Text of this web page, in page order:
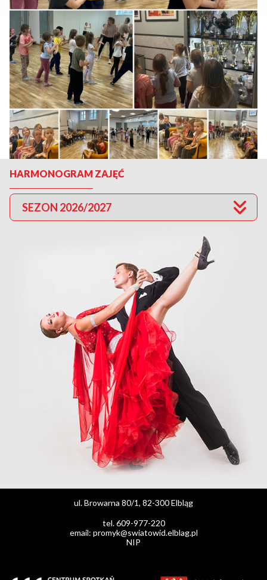
HARMONOGRAM ZAJĘĆ
SEZON 2026/2027
ul. Browarna 80/1, 82-300 Elbląg
tel. 609-977-220
email: promyk@swiatowid.elblag.pl
NIP